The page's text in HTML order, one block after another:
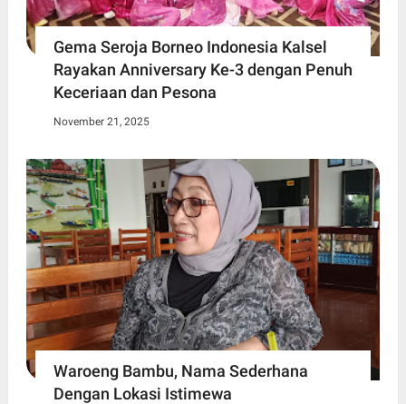
Gema Seroja Borneo Indonesia Kalsel
Rayakan Anniversary Ke-3 dengan Penuh
Keceriaan dan Pesona
November 21, 2025
Waroeng Bambu, Nama Sederhana
Dengan Lokasi Istimewa